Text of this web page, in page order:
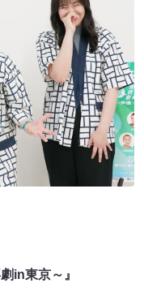
in東京～』